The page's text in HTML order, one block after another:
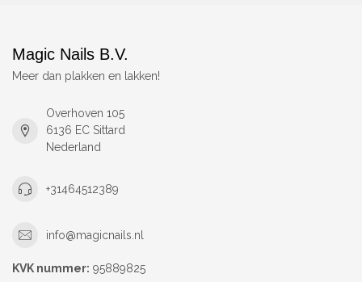
Magic Nails B.V.
Meer dan plakken en lakken!
Overhoven 105
6136 EC Sittard
Nederland
+31464512389
info@magicnails.nl
KVK nummer: 95889825